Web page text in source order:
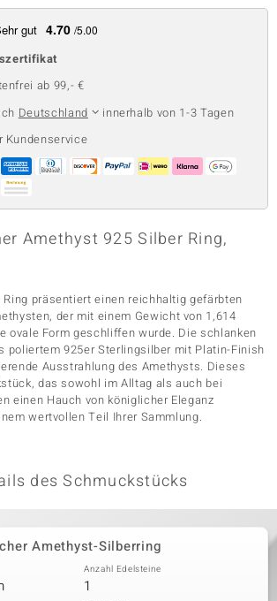
gut 4.70 /5.00
ab 99,- €
Deutschland
innerhalb von 1-3 Tagen
Kundenservice
Amethyst 925 Silber Ring,
Ring präsentiert einen reichhaltig gefärbten
der mit einem Gewicht von 1,614
ovale Form geschliffen wurde. Die schlanken
poliertem 925er Sterlingsilber mit Platin-Finish
Ausstrahlung des Amethysts. Dieses
das sowohl im Alltag als auch bei
einen Hauch von königlicher Eleganz
wertvollen Teil Ihrer Sammlung.
des Schmuckstücks
Amethyst-Silberring
Anzahl Edelsteine
1